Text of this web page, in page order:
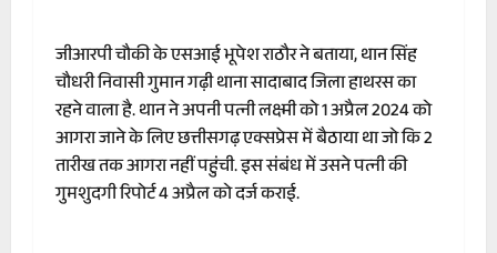
जीआरपी चौकी के एसआई भूपेश राठौर ने बताया, थान सिंह
चौधरी निवासी गुमान गढ़ी थाना सादाबाद जिला हाथरस का
रहने वाला है. थान ने अपनी पत्नी लक्ष्मी को 1 अप्रैल 2024 को
आगरा जाने के लिए छत्तीसगढ़ एक्सप्रेस में बैठाया था जो कि 2
तारीख तक आगरा नहीं पहुंची. इस संबंध में उसने पत्नी की
गुमशुदगी रिपोर्ट 4 अप्रैल को दर्ज कराई.